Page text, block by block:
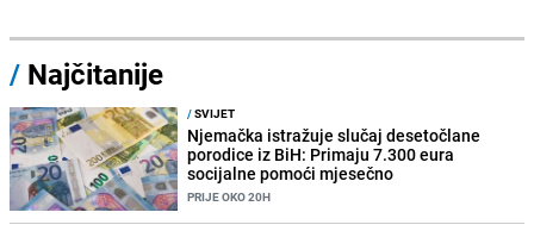
/ Najčitanije
/SVIJET
Njemačka istražuje slučaj desetočlane
porodice iz BiH: Primaju 7.300 eura
socijalne pomoći mjesečno
PRIJE OKO 20H